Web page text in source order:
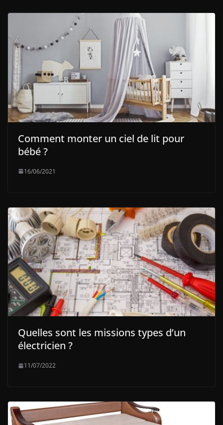
Comment monter un ciel de lit pour
bébé ?
16/06/2021
Quelles sont les missions types d’un
électricien ?
11/07/2022